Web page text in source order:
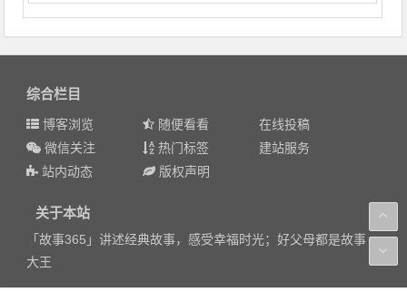
综合栏目
博客浏览 随便看看
在线投稿
微信关注
热门标签
建站服务
站内动态
版权声明
关于本站
「故事365」讲述经典故事，感受幸福时光；好父母都是故事
大王